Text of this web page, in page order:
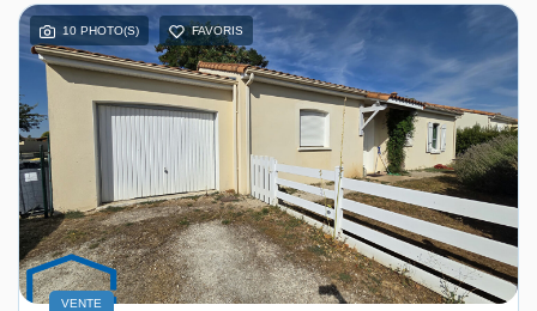
10 PHOTO(S) FAVORIS
VENTE